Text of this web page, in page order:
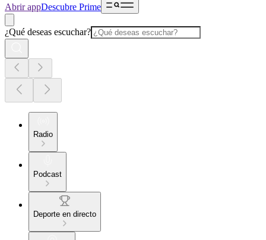
Abrir appDescubre Prime
¿Qué deseas escuchar?
Radio
Podcast
Deporte en directo